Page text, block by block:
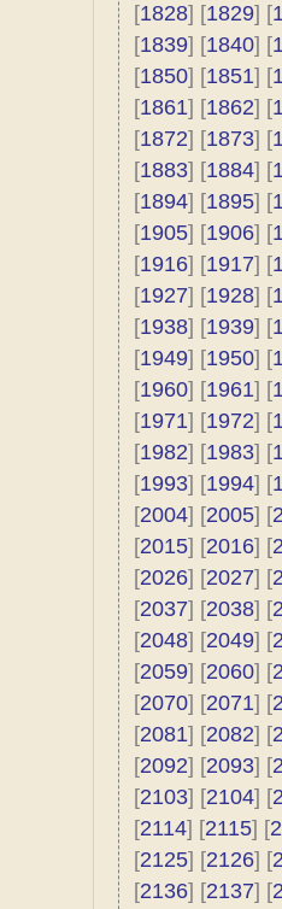
[1828] [1829] [
[1839] [1840] [
[1850] [1851] [
[1861] [1862] [
[1872] [1873] [
[1883] [1884] [
[1894] [1895] [
[1905] [1906] [
[1916] [1917] [
[1927] [1928] [
[1938] [1939] [
[1949] [1950] [
[1960] [1961] [
[1971] [1972] [
[1982] [1983] [
[1993] [1994] [
[2004] [2005] [
[2015] [2016] [
[2026] [2027] [
[2037] [2038] [
[2048] [2049] [
[2059] [2060] [
[2070] [2071] [
[2081] [2082] [
[2092] [2093] [
[2103] [2104] [
[2114] [2115] [
[2125] [2126] [
[2136] [2137] [